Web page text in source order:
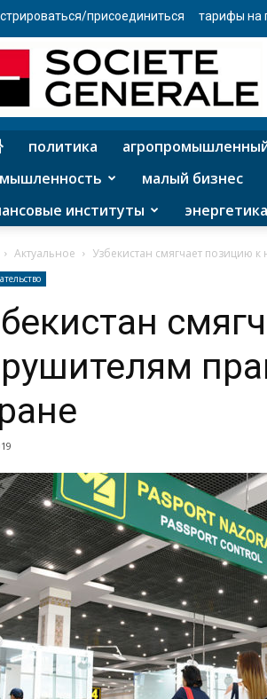
присоединиться тарифы на
политика
малый бизнес
институты
энергетика
Актуальное Узбекистан смягчает позицию